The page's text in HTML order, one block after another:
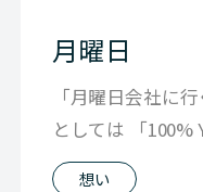
月曜日
「月曜日会社に
としては 「100%
「ワクワクしてま
想い